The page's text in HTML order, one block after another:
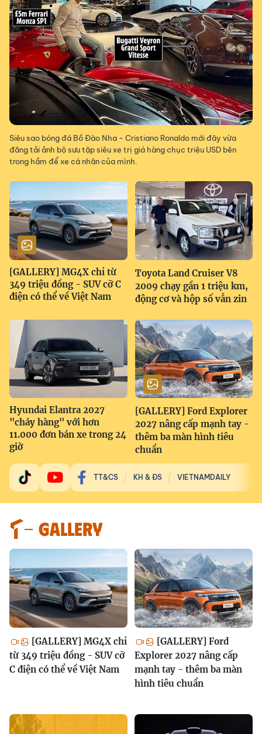
Siêu sao bóng đá Bồ Đào Nha - Cristiano Ronaldo mới đây vừa
đăng tải ảnh bộ sưu tập siêu xe trị giá hàng chục triệu USD bên
trong hầm để xe cá nhân của mình.
[GALLERY] MG4X chỉ từ
349 triệu đồng - SUV cỡ C
điện có thể về Việt Nam
Toyota Land Cruiser V8
2009 chạy gần 1 triệu km,
động cơ và hộp số vẫn zin
Hyundai Elantra 2027
"cháy hàng" với hơn
11.000 đơn bán xe trong 24
giờ
[GALLERY] Ford Explorer
2027 nâng cấp mạnh tay -
thêm ba màn hình tiêu
chuẩn
TT&CS KH & ĐS VIETNAMDAILY
GALLERY
[GALLERY] MG4X chỉ
từ 349 triệu đồng - SUV cỡ
C điện có thể về Việt Nam
[GALLERY] Ford
Explorer 2027 nâng cấp
mạnh tay - thêm ba màn
hình tiêu chuẩn